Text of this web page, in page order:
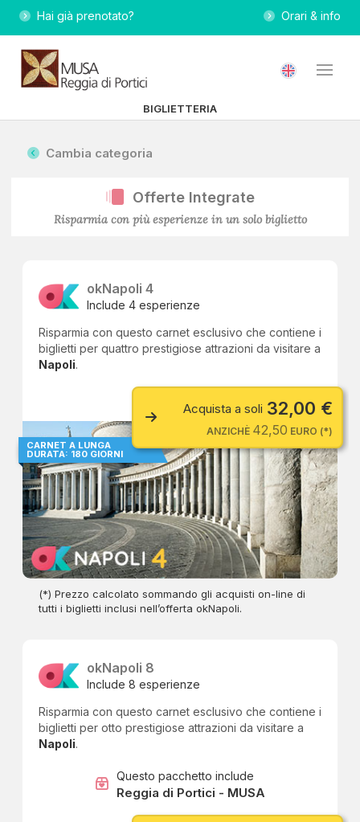
Hai già prenotato? Orari & info
BIGLIETTERIA
Cambia categoria
Offerte Integrate
Risparmia con più esperienze in un solo biglietto
okNapoli 4
Include 4 esperienze
Risparmia con questo carnet esclusivo che contiene i
biglietti per quattro prestigiose attrazioni da visitare a
Napoli.
32,00 €
Acquista a soli
ANZICHÈ 42,50 EURO (*)
CARNET A LUNGA
DURATA: 180 GIORNI
(*) Prezzo calcolato sommando gli acquisti on-line di
tutti i biglietti inclusi nell’offerta okNapoli.
okNapoli 8
Include 8 esperienze
Risparmia con questo carnet esclusivo che contiene i
biglietti per otto prestigiose attrazioni da visitare a
Napoli.
Questo pacchetto include
Reggia di Portici - MUSA